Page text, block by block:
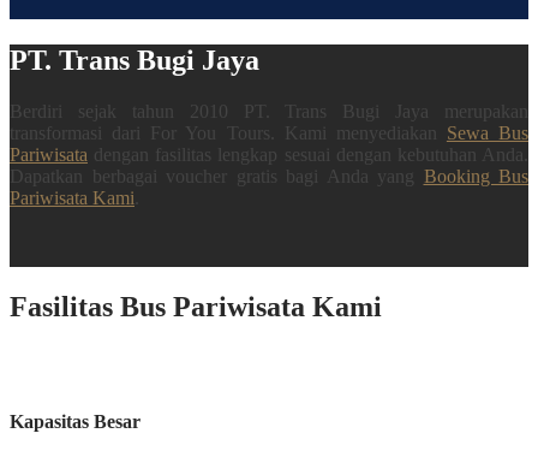
PT. Trans Bugi Jaya
Berdiri sejak tahun 2010 PT. Trans Bugi Jaya merupakan
transformasi dari For You Tours. Kami menyediakan Sewa Bus
Pariwisata dengan fasilitas lengkap sesuai dengan kebutuhan Anda.
Dapatkan berbagai voucher gratis bagi Anda yang Booking Bus
Pariwisata Kami
Fasilitas Bus Pariwisata Kami
Kapasitas Besar